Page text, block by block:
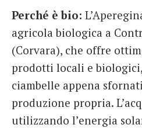
Perché è bio:
agricola biologica a
(Corvara), che offre
prodotti locali e
ciambelle appena
produzione propria.
utilizzando l’energia